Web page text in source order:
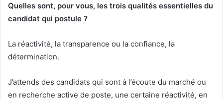
Quelles sont, pour vous, les trois qualités essentielles du
candidat qui postule ?
La réactivité, la transparence ou la confiance, la
détermination.
J’attends des candidats qui sont à l’écoute du marché ou
en recherche active de poste, une certaine réactivité, en